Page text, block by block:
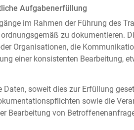
Aufgabenerfüllung
im Rahmen der Führung des
zu dokumentieren.
Organisationen, die
einer konsistenten Bearbeitung,
soweit dies zur Erfüllung
sowie die
Bearbeitung von